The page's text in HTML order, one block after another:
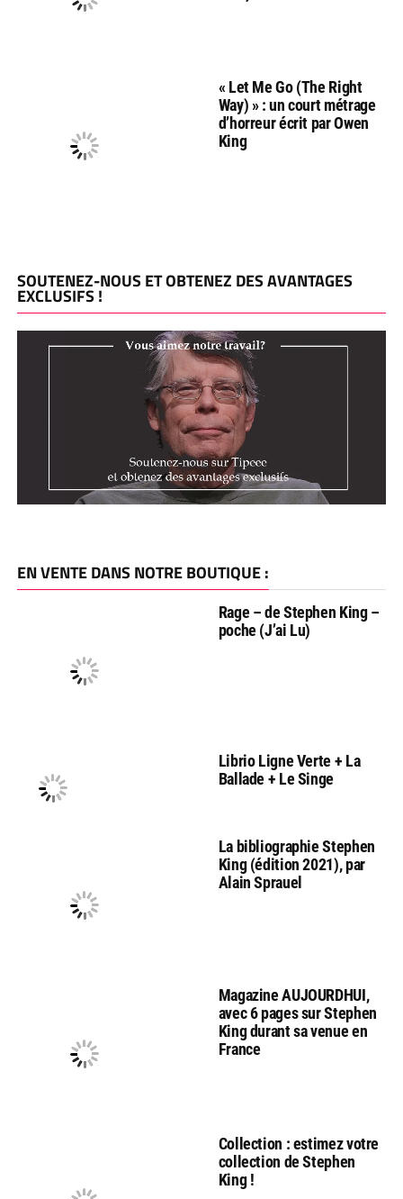
« Let Me Go (The Right
Way) » : un court métrage
d’horreur écrit par Owen
King
SOUTENEZ-NOUS ET OBTENEZ DES AVANTAGES
EXCLUSIFS !
EN VENTE DANS NOTRE BOUTIQUE :
Rage – de Stephen King –
poche (J’ai Lu)
Librio Ligne Verte + La
Ballade + Le Singe
La bibliographie Stephen
King (édition 2021), par
Alain Sprauel
Magazine AUJOURDHUI,
avec 6 pages sur Stephen
King durant sa venue en
France
Collection : estimez votre
collection de Stephen
King !